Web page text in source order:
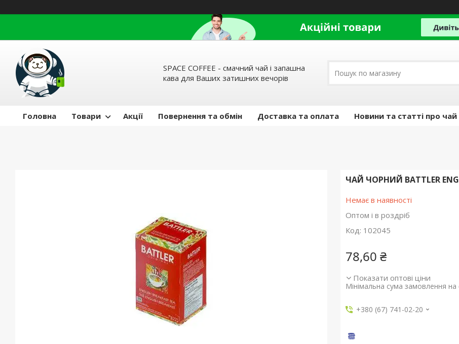
SPACE COFFEE - смачний чай і запашна
кава для Ваших затишних вечорів
Головна Товари Акції Повернення та обмін Доставка та оплата Новини та статті про чай
ЧАЙ ЧОРНИЙ BATTLER
Немає в наявності
Оптом і в роздріб
Код: 102045
78,60 ₴
Показати оптові ціни
Мінімальна сума замовлення
+380 (67) 741-02-20